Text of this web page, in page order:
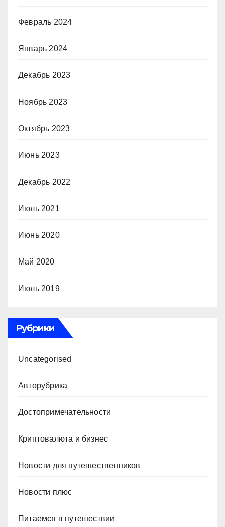
Февраль 2024
Январь 2024
Декабрь 2023
Ноябрь 2023
Октябрь 2023
Июнь 2023
Декабрь 2022
Июль 2021
Июнь 2020
Май 2020
Июль 2019
Рубрики
Uncategorised
Авторубрика
Достопримечательности
Криптовалюта и бизнес
Новости для путешественников
Новости плюс
Питаемся в путешествии